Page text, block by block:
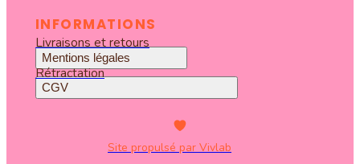
INFORMATIONS
Mentions légales
Livraisons et retours
CGV
Rétractation
Site propulsé par Vivlab